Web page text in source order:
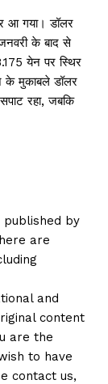
आ गया। डॉलर
के बाद से
येन पर स्थिर
के मुकाबले डॉलर
रहा, जबकि
by
are
and
content
are the
to have
contact us,